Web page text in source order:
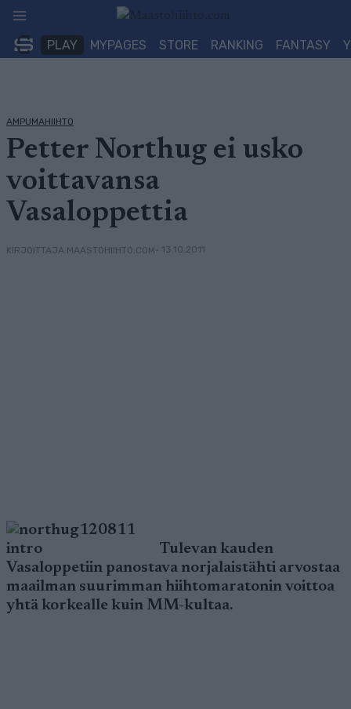
Siirry
PLAY MYPAGES STORE RANKING FANTASY
AMPUMAHIIHTO
Petter Northug ei usko
voittavansa
Vasaloppettia
KIRJOITTAJA MAASTOHIIHTO.COM• 13.10.2011
Tulevan kauden
Vasaloppetiin panostava norjalaistähti arvostaa
maailman suurimman hiihtomaratonin voittoa
yhtä korkealle kuin MM-kultaa.